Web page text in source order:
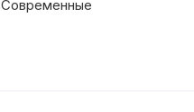
Современные